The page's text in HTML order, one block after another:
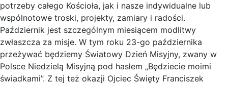
potrzeby całego Kościoła, jak i nasze indywidualne lub
wspólnotowe troski, projekty, zamiary i radości.
Październik jest szczególnym miesiącem modlitwy
zwłaszcza za misje. W tym roku 23-go października
przeżywać będziemy Światowy Dzień Misyjny, zwany w
Polsce Niedzielą Misyjną pod hasłem „Będziecie moimi
świadkami”. Z tej też okazji Ojciec Święty Franciszek